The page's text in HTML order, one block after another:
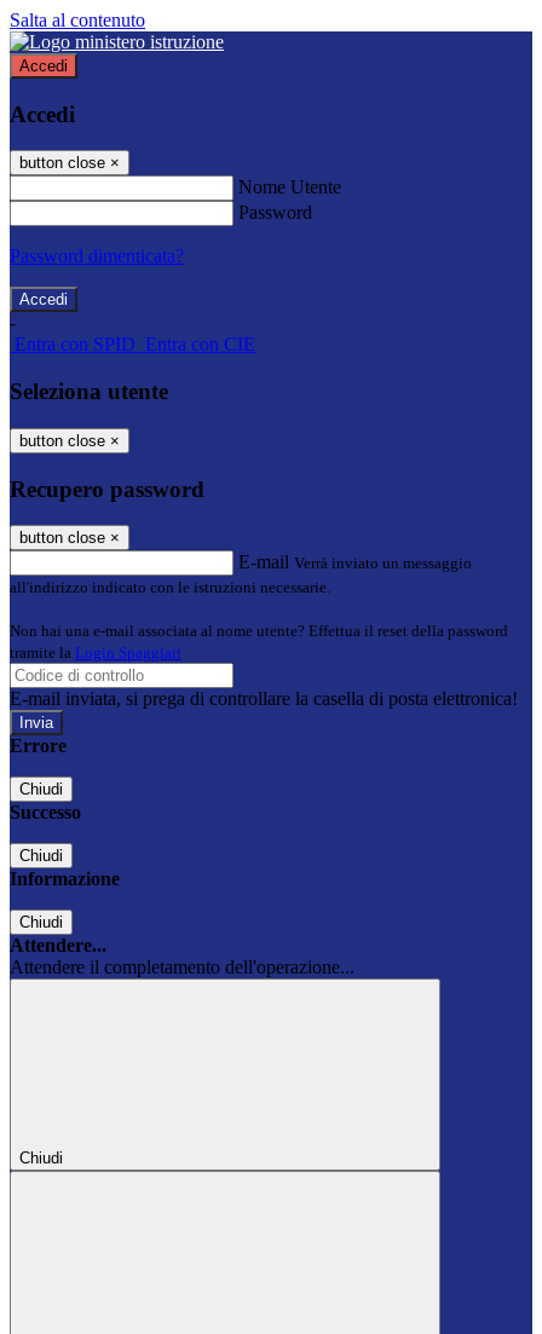
Salta al contenuto
Accedi
Accedi
button close ×
Nome Utente
Password
Password dimenticata?
-
Entra con SPID Entra con CIE
Seleziona utente
button close ×
Recupero password
button close ×
E-mail Verrà inviato un messaggio
all'indirizzo indicato con le istruzioni necessarie.
Non hai una e-mail associata al nome utente? Effettua il reset della password
tramite la Login Spaggiari
E-mail inviata, si prega di controllare la casella di posta elettronica!
Errore
Chiudi
Successo
Chiudi
Informazione
Chiudi
Attendere...
Attendere il completamento dell'operazione...
Chiudi